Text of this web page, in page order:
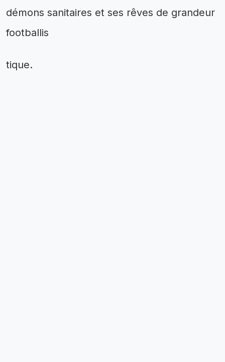
démons sanitaires et ses rêves de grandeur
footballis
tique.